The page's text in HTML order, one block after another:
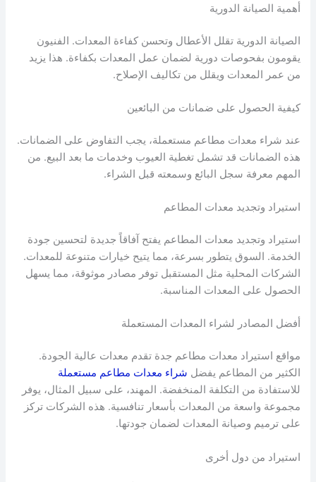
أهمية الصيانة الدورية
الصيانة الدورية تقلل الأعطال وتحسن كفاءة المعدات. الفنيون
يقومون بفحوصات دورية لضمان عمل المعدات بكفاءة. هذا يزيد
من عمر المعدات ويقلل من تكاليف الإصلاح.
كيفية الحصول على ضمانات من البائعين
عند شراء معدات مطاعم مستعملة، يجب التفاوض على الضمانات.
هذه الضمانات قد تشمل تغطية العيوب وخدمات ما بعد البيع. من
المهم معرفة سجل البائع وسمعته قبل الشراء.
استيراد وتجديد معدات المطاعم
استيراد وتجديد معدات المطاعم يفتح آفاقاً جديدة لتحسين جودة
الخدمة. السوق يتطور بسرعة، مما يتيح خيارات متنوعة للمعدات.
الشركات المحلية مثل المستقبل توفر مصادر موثوقة، مما يسهل
الحصول على المعدات المناسبة.
أفضل المصادر لشراء المعدات المستعملة
مواقع استيراد معدات مطاعم جدة تقدم معدات عالية الجودة.
الكثير من المطاعم يفضل شراء معدات مطاعم مستعملة
للاستفادة من التكلفة المنخفضة. المهند، على سبيل المثال، يوفر
مجموعة واسعة من المعدات بأسعار تنافسية. هذه الشركات تركز
على ترميم وصيانة المعدات لضمان جودتها.
استيراد من دول أخرى